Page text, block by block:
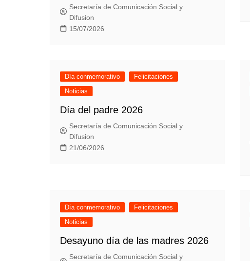
Secretaría de Comunicación Social y
Difusion
15/07/2026
Día conmemorativo
Felicitaciones
Noticias
Día del padre 2026
Secretaría de Comunicación Social y
Difusion
21/06/2026
Día conmemorativo
Felicitaciones
Noticias
Desayuno día de las madres 2026
Secretaría de Comunicación Social y